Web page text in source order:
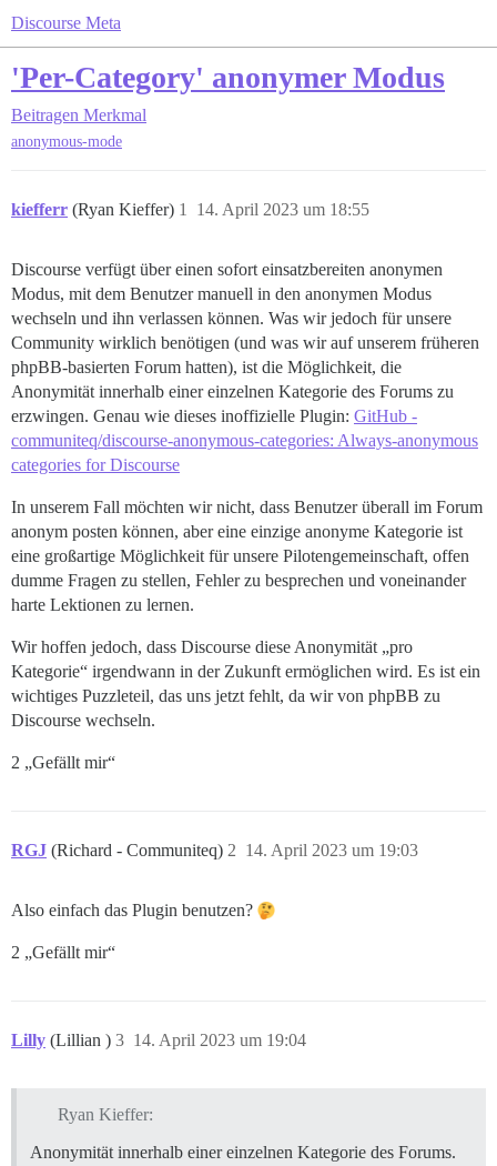
Discourse Meta
'Per-Category' anonymer Modus
Beitragen Merkmal
anonymous-mode
kiefferr (Ryan Kieffer) 14. April 2023 um 18:55
1
Discourse verfügt über einen sofort einsatzbereiten anonymen
Modus, mit dem Benutzer manuell in den anonymen Modus
wechseln und ihn verlassen können. Was wir jedoch für unsere
Community wirklich benötigen (und was wir auf unserem früheren
phpBB-basierten Forum hatten), ist die Möglichkeit, die
Anonymität innerhalb einer einzelnen Kategorie des Forums zu
erzwingen. Genau wie dieses inoffizielle Plugin: GitHub -
communiteq/discourse-anonymous-categories: Always-anonymous
categories for Discourse
In unserem Fall möchten wir nicht, dass Benutzer überall im Forum
anonym posten können, aber eine einzige anonyme Kategorie ist
eine großartige Möglichkeit für unsere Pilotengemeinschaft, offen
dumme Fragen zu stellen, Fehler zu besprechen und voneinander
harte Lektionen zu lernen.
Wir hoffen jedoch, dass Discourse diese Anonymität „pro
Kategorie“ irgendwann in der Zukunft ermöglichen wird. Es ist ein
wichtiges Puzzleteil, das uns jetzt fehlt, da wir von phpBB zu
Discourse wechseln.
2 „Gefällt mir“
RGJ (Richard - Communiteq) 14. April 2023 um 19:03
2
Also einfach das Plugin benutzen?
2 „Gefällt mir“
Lilly (Lillian ) 14. April 2023 um 19:04
3
Ryan Kieffer:
Anonymität innerhalb einer einzelnen Kategorie des Forums.